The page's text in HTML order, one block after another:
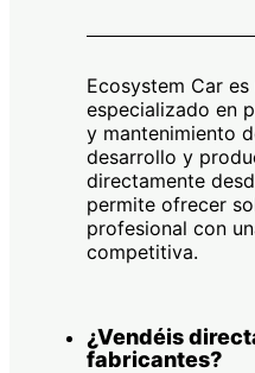
Ecosystem Car
especializado en
y mantenimiento
desarrollo y
directamente
permite ofrecer
profesional con
competitiva.
¿Vendéis
fabricantes?